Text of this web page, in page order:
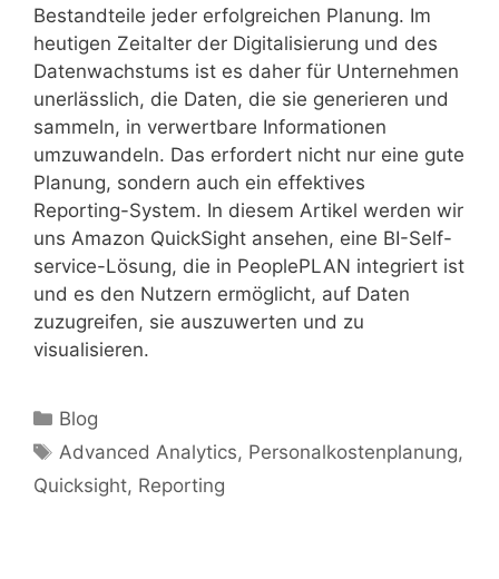
Bestandteile jeder erfolgreichen Planung. Im
heutigen Zeitalter der Digitalisierung und des
Datenwachstums ist es daher für Unternehmen
unerlässlich, die Daten, die sie generieren und
sammeln, in verwertbare Informationen
umzuwandeln. Das erfordert nicht nur eine gute
Planung, sondern auch ein effektives
Reporting-System. In diesem Artikel werden wir
uns Amazon QuickSight ansehen, eine BI-Self-
service-Lösung, die in PeoplePLAN integriert ist
und es den Nutzern ermöglicht, auf Daten
zuzugreifen, sie auszuwerten und zu
visualisieren.
Blog
Advanced Analytics, Personalkostenplanung,
Quicksight, Reporting